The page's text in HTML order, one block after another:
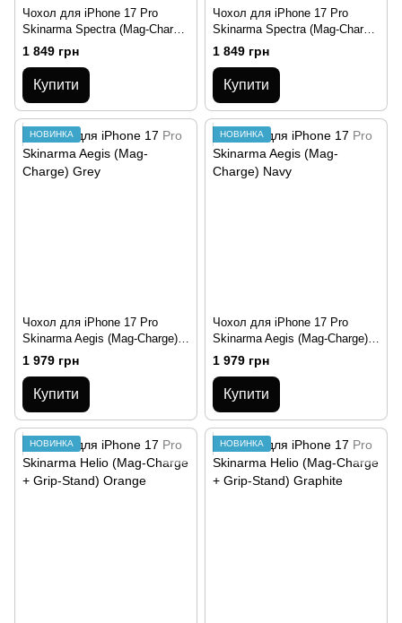
Чохол для iPhone 17 Pro
Skinarma Spectra (Mag-Charge)
Clear
1 849 грн
Купити
Чохол для iPhone 17 Pro
Skinarma Spectra (Mag-Charge)
Black
1 849 грн
Купити
НОВИНКА
Чохол для iPhone 17 Pro
Skinarma Aegis (Mag-Charge)
Grey
1 979 грн
Купити
НОВИНКА
Чохол для iPhone 17 Pro
Skinarma Aegis (Mag-Charge)
Navy
1 979 грн
Купити
НОВИНКА НОВИНКА